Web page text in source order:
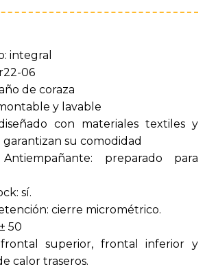
integral
06
de coraza
y lavable
con materiales textiles y
su comodidad
preparado para
sí.
cierre micrométrico.
50
frontal superior, frontal inferior y
calor traseros.